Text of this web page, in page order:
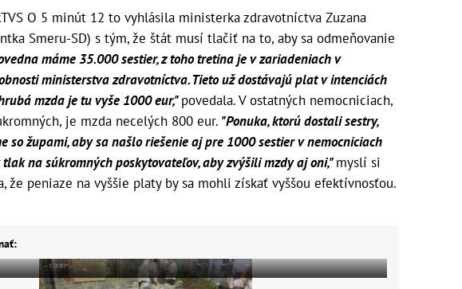
O 5 minút 12 to vyhlásila ministerka zdravotníctva Zuzana
Smeru-SD) s tým, že štát musí tlačiť na to, aby sa odmeňovanie
máme 35.000 sestier, z toho tretina je v zariadeniach v
ministerstva zdravotníctva. Tieto už dostávajú plat v intenciách
mzda je tu vyše 1000 eur,"povedala. V ostatných nemocniciach,
je mzda necelých 800 eur. "Ponuka, ktorú dostali sestry,
so župami, aby sa našlo riešenie aj pre 1000 sestier v nemocniciach
tlak na súkromných poskytovateľov, aby zvýšili mzdy aj oni,"myslí si
že peniaze na vyššie platy by sa mohli získať vyššou efektívnosťou.